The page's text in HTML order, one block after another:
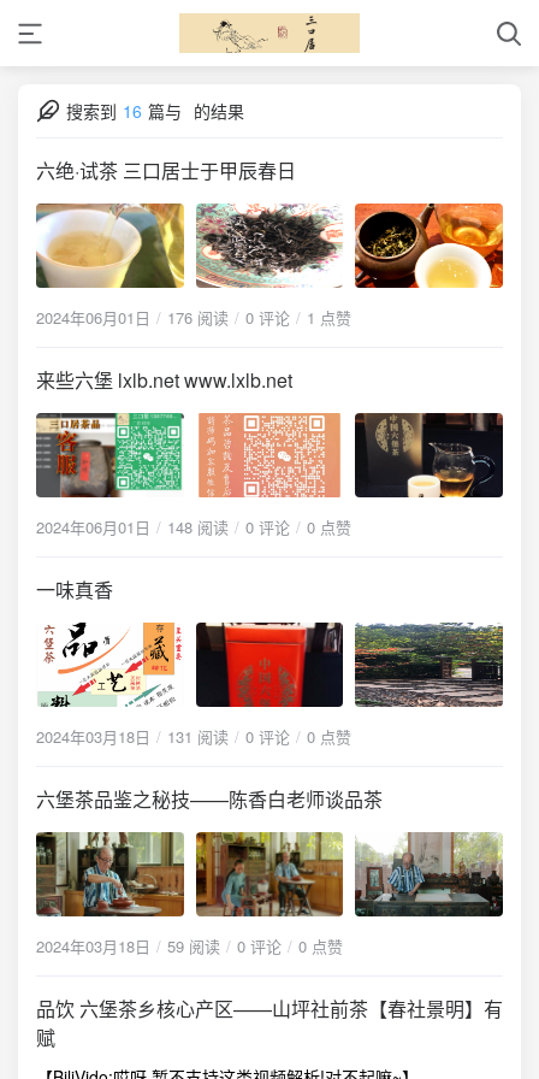
搜索到 16 篇与 的结果
六绝·试茶 三口居士于甲辰春日
2024年06月01日 176 阅读 0 评论 1 点赞
来些六堡 lxlb.net www.lxlb.net
2024年06月01日 148 阅读 0 评论 0 点赞
一味真香
2024年03月18日 131 阅读 0 评论 0 点赞
六堡茶品鉴之秘技——陈香白老师谈品茶
2024年03月18日 59 阅读 0 评论 0 点赞
品饮 六堡茶乡核心产区——山坪社前茶【春社景明】有
赋